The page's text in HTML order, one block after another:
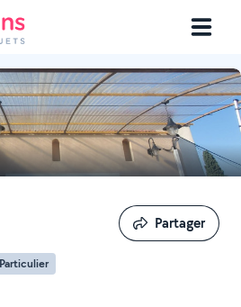
Particulier
Partager
Partager